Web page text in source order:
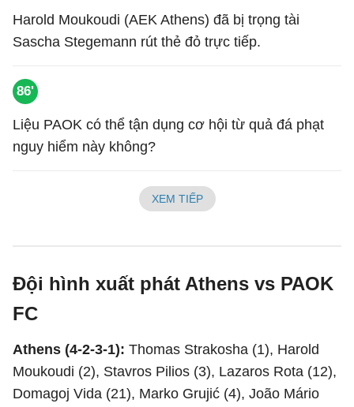
Harold Moukoudi (AEK Athens) đã bị trọng tài
Sascha Stegemann rút thẻ đỏ trực tiếp.
86'
Liệu PAOK có thể tận dụng cơ hội từ quả đá phạt
nguy hiểm này không?
XEM TIẾP
Đội hình xuất phát Athens vs PAOK
FC
Athens (4-2-3-1): Thomas Strakosha (1), Harold
Moukoudi (2), Stavros Pilios (3), Lazaros Rota (12),
Domagoj Vida (21), Marko Grujić (4), João Mário